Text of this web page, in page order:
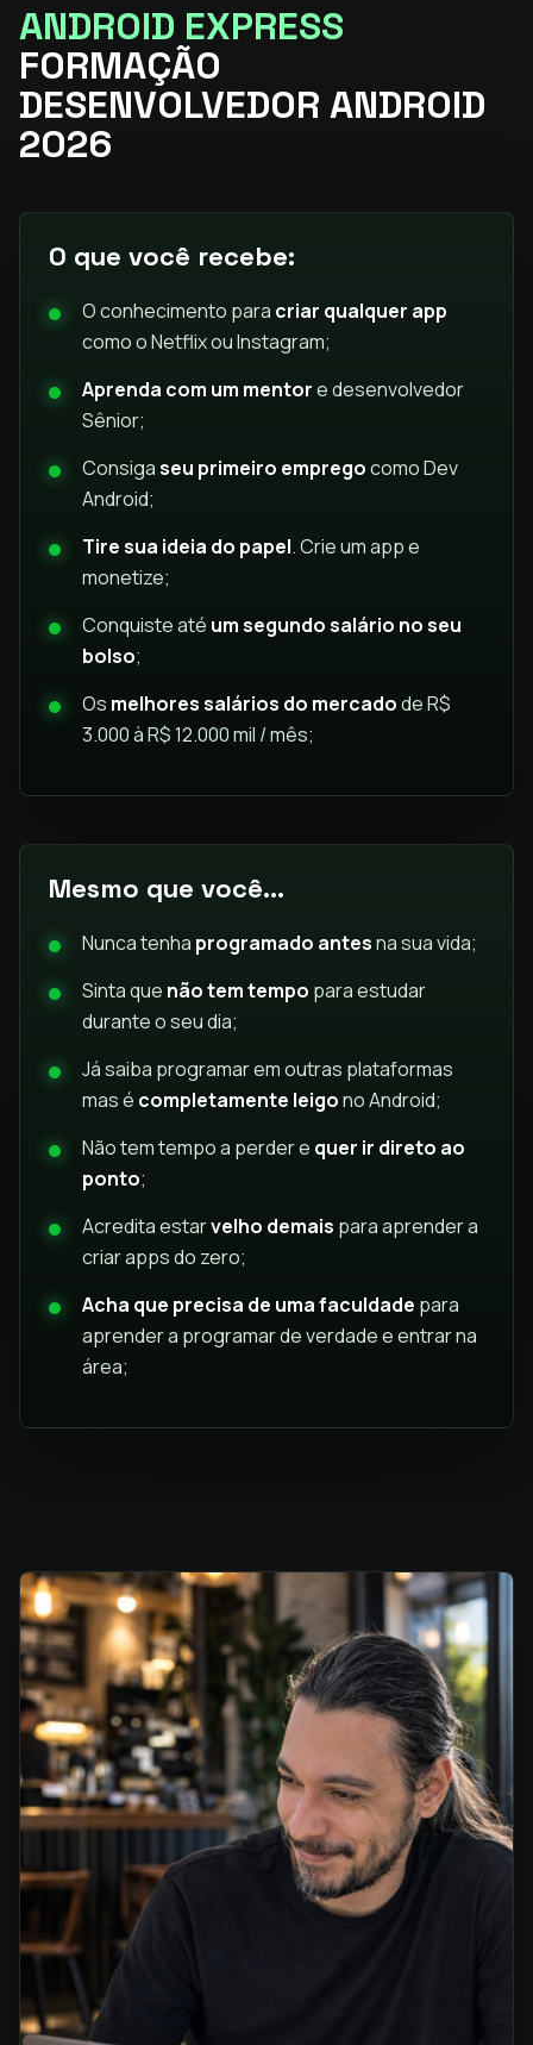
ANDROID EXPRESS
FORMAÇÃO
DESENVOLVEDOR ANDROID
2026
O que você recebe:
O conhecimento para criar qualquer app
como o Netflix ou Instagram;
Aprenda com um mentore desenvolvedor
Sênior;
Consigaseu primeiro empregocomo Dev
Android;
Tire sua ideia do papel. Crie um app e
monetize;
Conquiste até um segundo salário no seu
bolso;
Os melhores salários do mercadode R$
3.000 à R$ 12.000 mil / mês;
Mesmo que você...
Nunca tenha programado antesna sua vida;
Sinta que não tem tempo para estudar
durante o seu dia;
Já saiba programar em outras plataformas
mas é completamente leigono Android;
Não tem tempo a perder e quer ir direto ao
ponto;
Acredita estarvelho demais para aprender a
criar apps do zero;
Acha que precisa de uma faculdade para
aprender a programar de verdade e entrar na
área;